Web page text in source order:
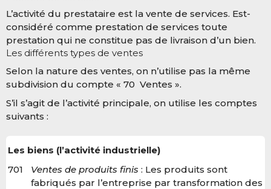
L’activité du prestataire est la vente de services. Est-
considéré comme prestation de services toute
prestation qui ne constitue pas de livraison d’un bien.
Les différents types de ventes
Selon la nature des ventes, on n’utilise pas la même
subdivision du compte « 70 Ventes ».
S’il s’agit de l’activité principale, on utilise les comptes
suivants :
Les biens (l’activité industrielle)
701
Ventes de produits finis : Les produits sont
fabriqués par l’entreprise par transformation des